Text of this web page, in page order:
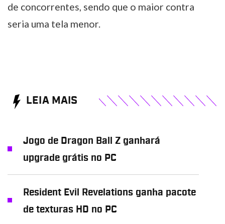
de concorrentes, sendo que o maior contra
seria uma tela menor.
LEIA MAIS
Jogo de Dragon Ball Z ganhará
upgrade grátis no PC
Resident Evil Revelations ganha pacote
de texturas HD no PC